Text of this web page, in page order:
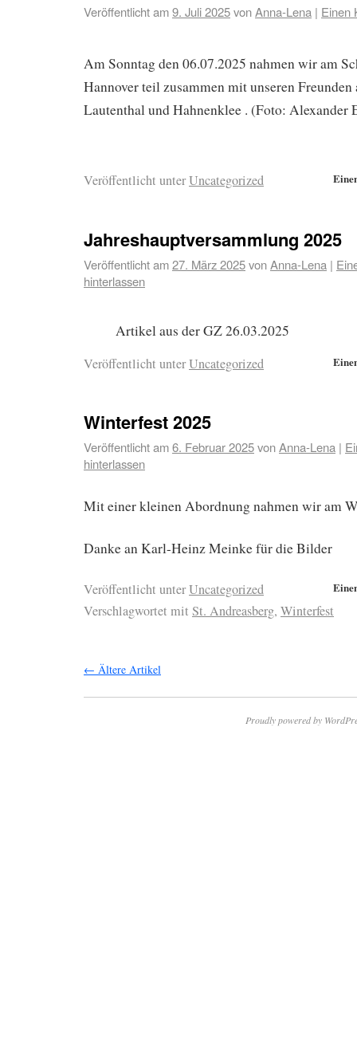
Veröffentlicht am9. Juli 2025vonAnna-Lena | Einen
Am Sonntag den 06.07.2025 nahmen wir am
Hannover teil zusammen mit unseren Freunden
Lautenthal und Hahnenklee . (Foto: Alexander
Veröffentlicht unterUncategorized
Jahreshauptversammlung 2025
Veröffentlicht am27. März 2025vonAnna-Lena |
hinterlassen
Artikel aus der GZ 26.03.2025
Veröffentlicht unterUncategorized
Winterfest 2025
Veröffentlicht am6. Februar 2025vonAnna-Lena |
hinterlassen
Mit einer kleinen Abordnung nahmen wir am
Danke an Karl-Heinz Meinke für die Bilder
Veröffentlicht unterUncategorized
Verschlagwortet mit St. Andreasberg, Winterfest
← Ältere Artikel
Proudly powered by